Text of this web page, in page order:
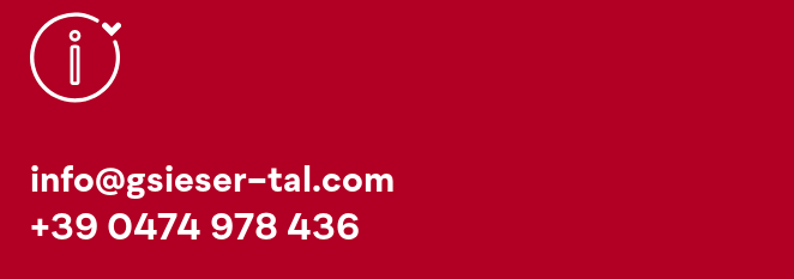
info@gsieser-tal.com
+39 0474 978 436